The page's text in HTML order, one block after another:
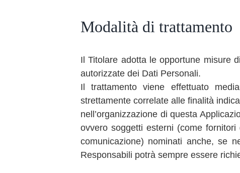
Modalità di trattamento
Il Titolare adotta le opportune misure
autorizzate dei Dati Personali.
Il trattamento viene effettuato
strettamente correlate alle finalità
nell’organizzazione di questa
ovvero soggetti esterni (come
comunicazione) nominati anche, se
Responsabili potrà sempre essere